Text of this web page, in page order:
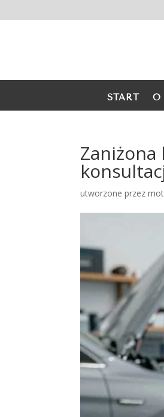
START O
utworzone przez